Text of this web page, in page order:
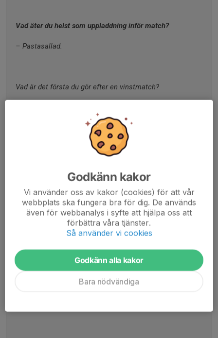
Vad äter du helst som uppladdning inför match?
– Pastasallad.
Vad är det första du gör efter en vinstmatch?
Vem i laget är slarvigast?
att svara på kallelser till träning och match.
Vem är snabbast?
Vem är lagets största vinnarskalle?
Godkänn kakor
Vi använder oss av kakor (cookies) för att vår
webbplats ska fungera bra för dig. De används
även för webbanalys i syfte att hjälpa oss att
förbättra våra tjänster.
Så använder vi cookies
Godkänn alla kakor
Bara nödvändiga